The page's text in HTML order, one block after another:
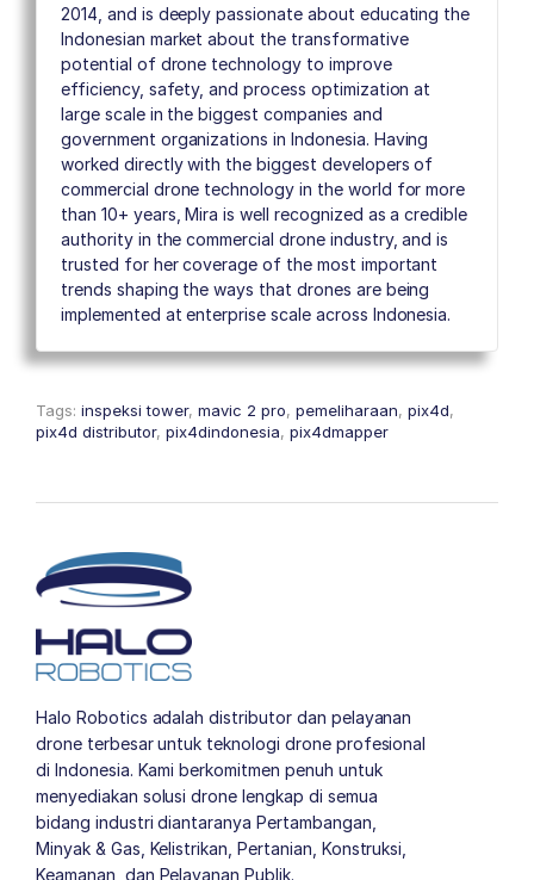
2014, and is deeply passionate about educating the
Indonesian market about the transformative
potential of drone technology to improve
efficiency, safety, and process optimization at
large scale in the biggest companies and
government organizations in Indonesia. Having
worked directly with the biggest developers of
commercial drone technology in the world for more
than 10+ years, Mira is well recognized as a credible
authority in the commercial drone industry, and is
trusted for her coverage of the most important
trends shaping the ways that drones are being
implemented at enterprise scale across Indonesia.
Tags: inspeksi tower, mavic 2 pro, pemeliharaan, pix4d,
pix4d distributor, pix4dindonesia, pix4dmapper
Halo Robotics adalah distributor dan pelayanan
drone terbesar untuk teknologi drone profesional
di Indonesia. Kami berkomitmen penuh untuk
menyediakan solusi drone lengkap di semua
bidang industri diantaranya Pertambangan,
Minyak & Gas, Kelistrikan, Pertanian, Konstruksi,
Keamanan, dan Pelayanan Publik.